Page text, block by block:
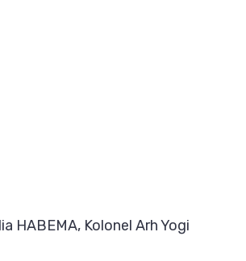
HABEMA, Kolonel Arh Yogi